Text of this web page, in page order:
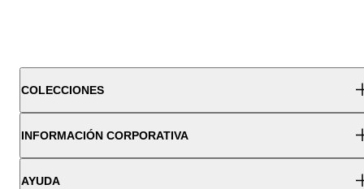
COLECCIONES
INFORMACIÓN CORPORATIVA
AYUDA